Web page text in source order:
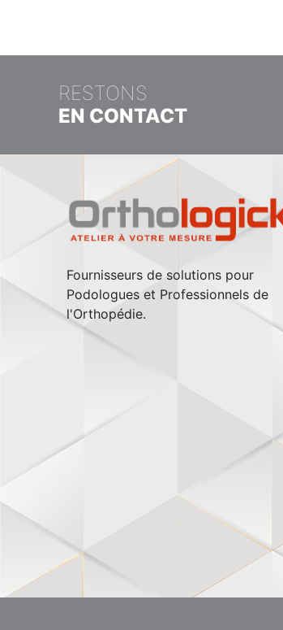
RESTONS
EN CONTACT
Fournisseurs de solutions pour
Podologues et Professionnels de
l'Orthopédie.